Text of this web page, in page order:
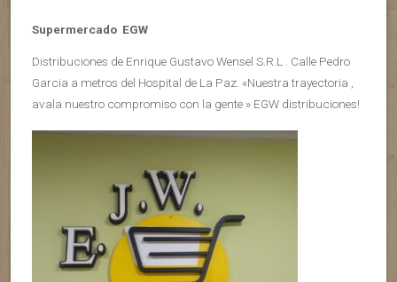
Supermercado EGW
Distribuciones de Enrique Gustavo Wensel S.R.L . Calle Pedro
Garcia a metros del Hospital de La Paz. «Nuestra trayectoria ,
avala nuestro compromiso con la gente » EGW distribuciones!